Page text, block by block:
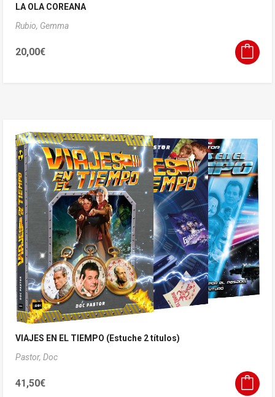
LA OLA COREANA
Rubio, Gemma
20,00€
VIAJES EN EL TIEMPO (Estuche 2 títulos)
Pastor, Doc
41,50€